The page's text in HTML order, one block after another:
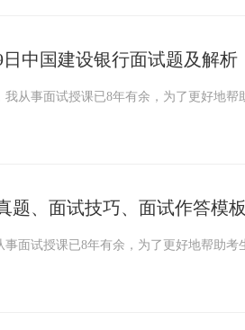
中国建设银行面试题及解析
从事面试授课已8年有余，为了更好地
题、面试技巧、面试作答模
面试授课已8年有余，为了更好地帮助